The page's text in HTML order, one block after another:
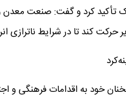
تأکید کرد و گفت: صنعت معدن و
کند تا در شرایط ناترازی
خود به اقدامات فرهنگی و